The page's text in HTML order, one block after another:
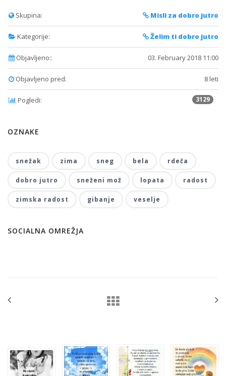
Skupina: Misli za dobro jutro
Kategorije: Želim ti dobro jutro
Objavljeno:: 03. February 2018 11:00
Objavljeno pred: 8 leti
Pogledi: 3129
OZNAKE
snežak zima sneg bela rdeča
dobro jutro sneženi mož lopata radost
zimska radost gibanje veselje
SOCIALNA OMREŽJA